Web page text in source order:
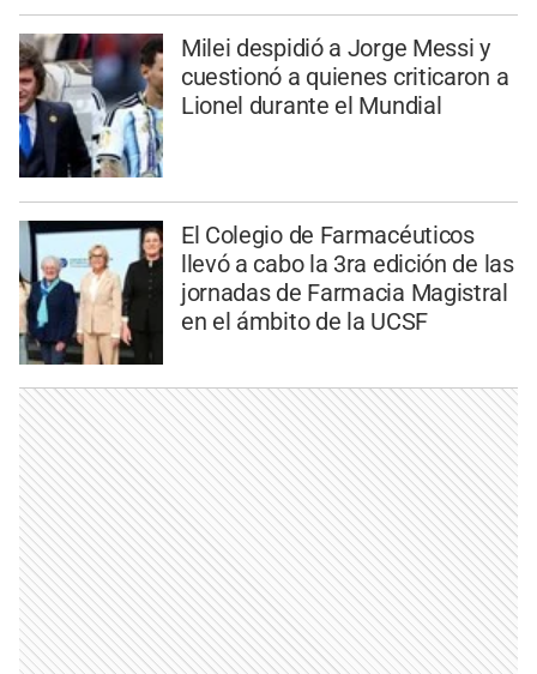
Milei despidió a Jorge Messi y
cuestionó a quienes criticaron a
Lionel durante el Mundial
El Colegio de Farmacéuticos
llevó a cabo la 3ra edición de las
jornadas de Farmacia Magistral
en el ámbito de la UCSF